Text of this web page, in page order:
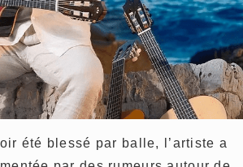
été blessé par balle, l’artiste a